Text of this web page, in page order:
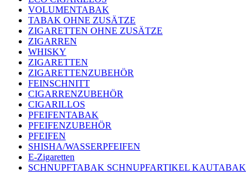
VOLUMENTABAK
TABAK OHNE ZUSÄTZE
ZIGARETTEN OHNE ZUSÄTZE
ZIGARREN
WHISKY
ZIGARETTEN
ZIGARETTENZUBEHÖR
FEINSCHNITT
CIGARRENZUBEHÖR
CIGARILLOS
PFEIFENTABAK
PFEIFENZUBEHÖR
PFEIFEN
SHISHA/WASSERPFEIFEN
E-Zigaretten
SCHNUPFTABAK SCHNUPFARTIKEL KAUTABAK